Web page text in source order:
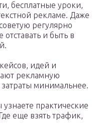
бесплатные уроки,
рекламе. Даже
регулярно
отставать и быть в
идей и
рекламную
минимальнее.
практические
еще взять трафик,